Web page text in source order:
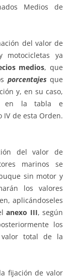
Medios de
del valor de
motocicletas ya
medios, que
porcentajes que
y, en su caso,
en la tabla e
IV de esta Orden.
del valor de
marinos se
sin motor y
los valores
aplicándoseles
anexo III, según
los
valor total de la
fijación de valor